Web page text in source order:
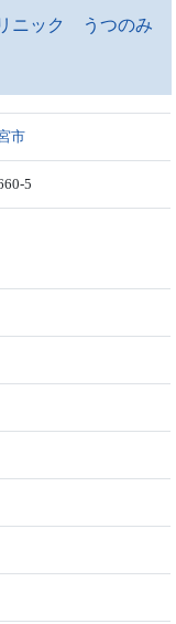
ニック うつのみ
市
5